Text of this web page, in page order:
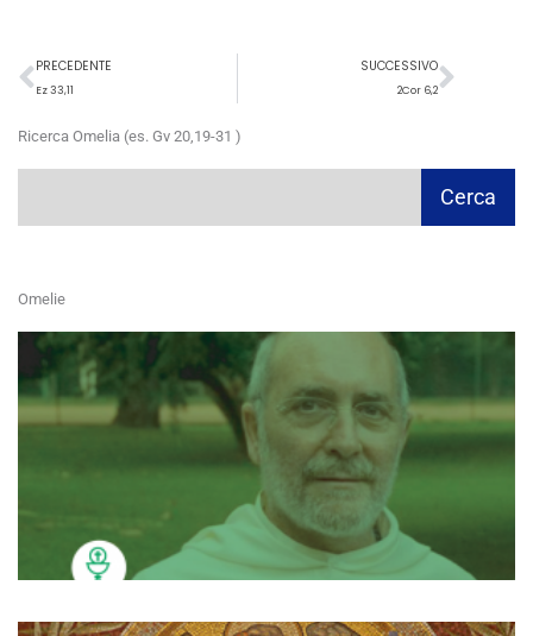
Precedente
PRECEDENTE
Ez 33,11
SUCCESSIVO
2Cor 6,2
Ricerca Omelia (es. Gv 20,19-31 )
Cerca
Omelie